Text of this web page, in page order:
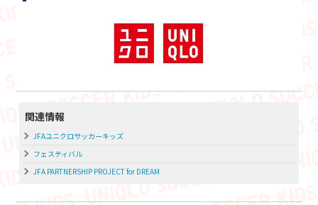
関連情報
JFAユニクロサッカーキッズ
フェスティバル
JFA PARTNERSHIP PROJECT for DREAM